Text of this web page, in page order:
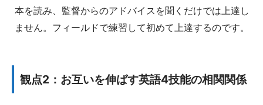
本を読み、監督からのアドバイスを聞くだけでは上達し
ません。フィールドで練習して初めて上達するのです。
観点2：お互いを伸ばす英語4技能の相関関係